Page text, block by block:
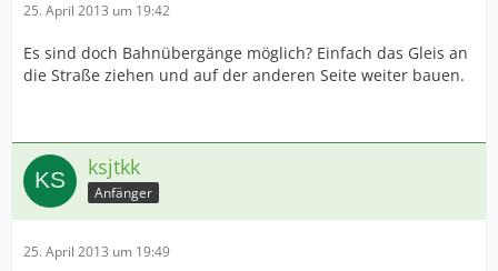
25. April 2013 um 19:42
Es sind doch Bahnübergänge möglich? Einfach das Gleis an
die Straße ziehen und auf der anderen Seite weiter bauen.
ksjtkk
Anfänger
25. April 2013 um 19:49